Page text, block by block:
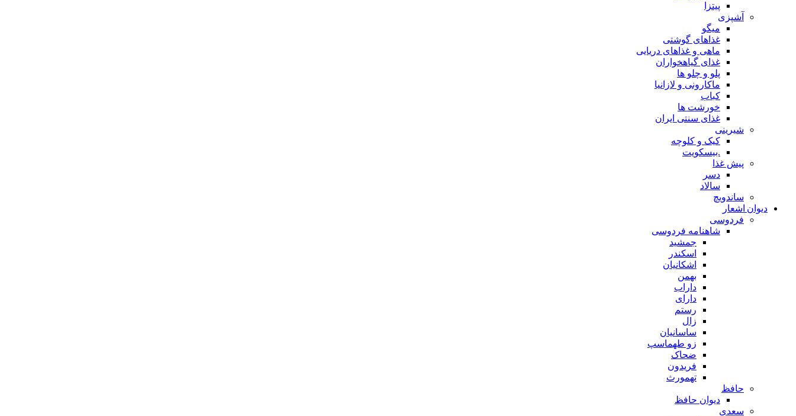
پیتزا
آشپزی
میگو
غذاهای گوشتی
ماهی و غذاهای دریایی
غذای گیاهخواران
پلو و چلو ها
ماکارونی و لازانیا
کباب
خورشت ها
غذای سنتی ایران
شیرینی
کیک و کلوچه
.بیسکویت
پیش غذا
دسر
سالاد
ساندویچ
دیوان اشعار
فردوسی
شاهنامه فردوسی
جمشید
اسکندر
اشکانیان
بهمن
داراب
دارای
رستم
زال
ساسانیان
زو طهماسپ‏
ضحاک
فریدون
تهمورث
حافظ
دیوان حافظ
سعدی